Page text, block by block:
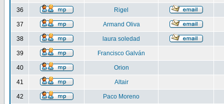
36 Rigel
37 Armand Oliva
38 laura soledad
39 Francisco Galván
40 Orion
41 Altair
42 Paco Moreno